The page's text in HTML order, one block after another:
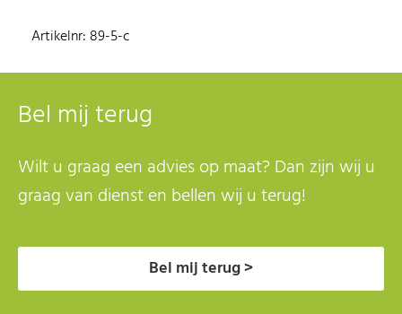
Artikelnr: 89-5-c
Bel mij terug
Wilt u graag een advies op maat? Dan zijn wij u
graag van dienst en bellen wij u terug!
Bel mij terug >